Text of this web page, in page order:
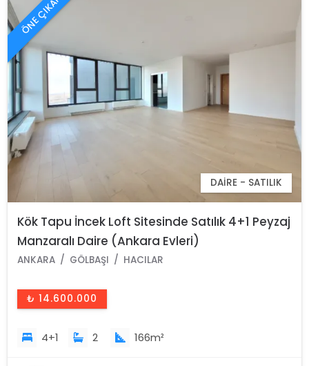
ÖNE ÇIKAN
DAIRE - SATILIK
Kök Tapu İncek Loft Sitesinde Satılık 4+1 Peyzaj
Manzaralı Daire (Ankara Evleri)
ANKARA GÖLBAŞI HACILAR
₺ 14.600.000
4+1 2 166m²